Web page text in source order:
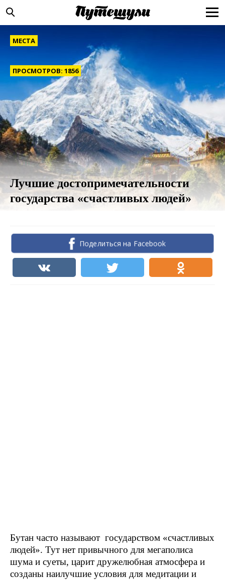
МЕСТА
ПРОСМОТРОВ: 1856
Лучшие достопримечательности
государства «счастливых людей»
Поделиться на Facebook
Бутан часто называют государством «счастливых
людей». Тут нет привычного для мегаполиса
шума и суеты, царит дружелюбная атмосфера и
созданы наилучшие условия для медитации и